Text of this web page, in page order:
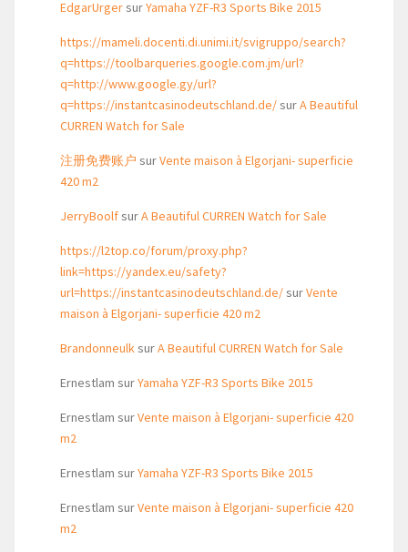
EdgarUrgersurYamaha YZF-R3 Sports Bike 2015
https://mameli.docenti.di.unimi.it/svigruppo/search?
q=https://toolbarqueries.google.com.jm/url?
q=http://www.google.gy/url?
q=https://instantcasinodeutschland.de/surA Beautiful
CURREN Watch for Sale
注册免费账户 surVente maison à Elgorjani- superficie
420 m2
JerryBoolfsurA Beautiful CURREN Watch for Sale
https://l2top.co/forum/proxy.php?
link=https://yandex.eu/safety?
url=https://instantcasinodeutschland.de/surVente
maison à Elgorjani- superficie 420 m2
BrandonneulksurA Beautiful CURREN Watch for Sale
Ernestlam surYamaha YZF-R3 Sports Bike 2015
Ernestlam surVente maison à Elgorjani- superficie 420
m2
Ernestlam surYamaha YZF-R3 Sports Bike 2015
Ernestlam surVente maison à Elgorjani- superficie 420
m2